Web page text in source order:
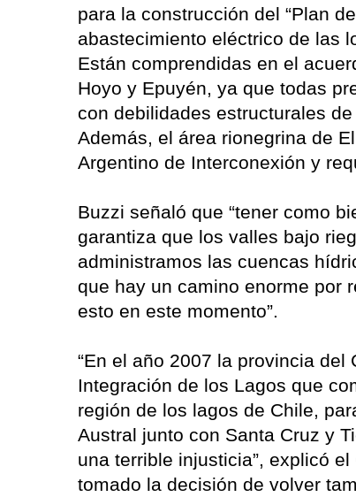
para la construcción del “Plan
abastecimiento eléctrico de las
Están comprendidas en el
Hoyo y Epuyén, ya que todas
con debilidades estructurales
Además, el área rionegrina de
Argentino de Interconexión y
Buzzi señaló que “tener como
garantiza que los valles bajo
administramos las cuencas
que hay un camino enorme por
esto en este momento”.
“En el año 2007 la provincia
Integración de los Lagos que
región de los lagos de Chile,
Austral junto con Santa Cruz y
una terrible injusticia”, explicó
tomado la decisión de volver